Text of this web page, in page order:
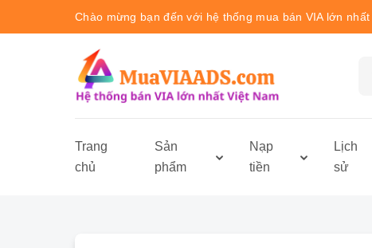
Chào mừng bạn đến với hệ thống mua bán VIA lớn nhất
Trang
chủ
Sản
phẩm
Nạp
tiền
Lịch
sử